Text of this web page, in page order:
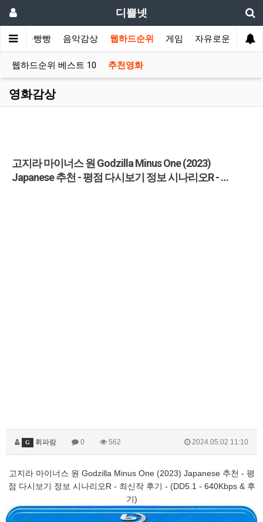
디쁠넷
쭉쭉빵빵 음악감상 웹하드순위 게임 자유로운글
웹하드순위 베스트 10 추천영화
영화감상
고지라 마이너스 원 Godzilla Minus One (2023)
Japanese 추천 - 평점 다시보기 정보 시나리오R - …
G 휘파람 0 562 2024.05.02 11:10
고지라 마이너스 원 Godzilla Minus One (2023) Japanese 추천 - 평
점 다시보기 정보 시나리오R - 최신작 후기 - (DD5.1 - 640Kbps & 후
기)